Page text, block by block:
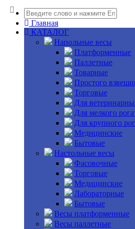
Главная
КАТАЛОГ
Напольные весы
Платформенные
Паллетные
Товарные
Простого
Торговые
Для
Для мелкого
Для крупного
Медицинские
Бытовые
Настольные весы
Фасовочные
Торговые
Медицинские
Лабораторные
Бытовые
Весы платформенные
Весы паллетные